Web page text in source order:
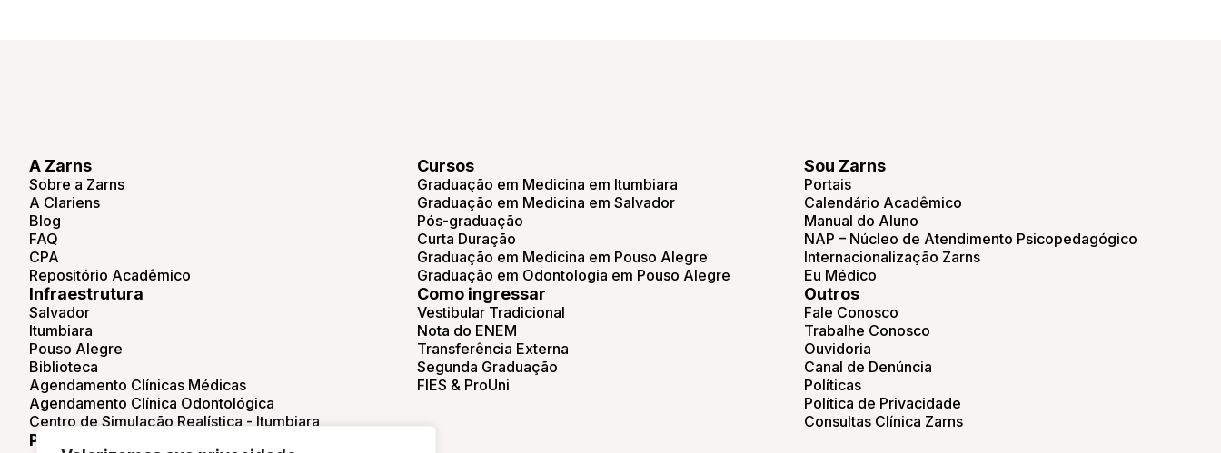
A Zarns
Sobre a Zarns
A Clariens
Blog
FAQ
CPA
Repositório Acadêmico
Infraestrutura
Salvador
Itumbiara
Pouso Alegre
Biblioteca
Agendamento Clínicas Médicas
Agendamento Clínica Odontológica
Centro de Simulação Realística - Itumbiara
Pesquisa e Extensão
Cursos
Graduação em Medicina em Itumbiara
Graduação em Medicina em Salvador
Pós-graduação
Curta Duração
Graduação em Medicina em Pouso Alegre
Graduação em Odontologia em Pouso Alegre
Como ingressar
Vestibular Tradicional
Nota do ENEM
Transferência Externa
Segunda Graduação
FIES & ProUni
Sou Zarns
Portais
Calendário Acadêmico
Manual do Aluno
NAP – Núcleo de Atendimento Psicopedagógico
Internacionalização Zarns
Eu Médico
Outros
Fale Conosco
Trabalhe Conosco
Ouvidoria
Canal de Denúncia
Políticas
Política de Privacidade
Consultas Clínica Zarns